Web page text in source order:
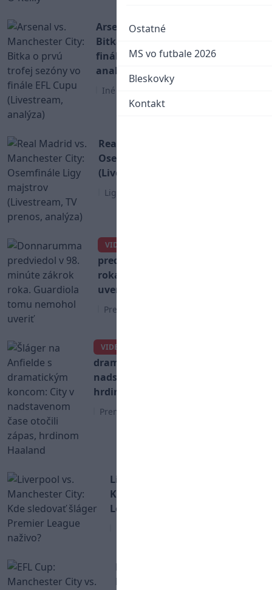
Ostatné
MS vo futbale 2026
Bleskovky
Kontakt
Arsenal vs. Manchester City:
Bitka o prvú trofej sezóny vo
finále EFL Cupu (Livestream,
analýza)
Iné
Real Madrid vs. Manchester City:
Osemfinále Ligy majstrov
(Livestream, TV prenos, analýza)
Liga Majstrov
VIDEO
predviedol v 98. minúte zákrok
roka. Guardiola tomu nemohol
uveriť
Premier League
VIDEO
dramatickým koncom: City v
nadstavenom čase otočili zápas,
hrdinom Haaland
Premier League
Liverpool vs. Manchester City:
Kde sledovať šláger Premier
League naživo?
EFL Cup: Manchester City vs.
Newcastle United